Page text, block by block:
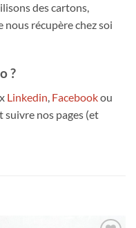
des cartons,
nous récupère chez soi
?
Linkedin Facebookou
suivre nos pages (et